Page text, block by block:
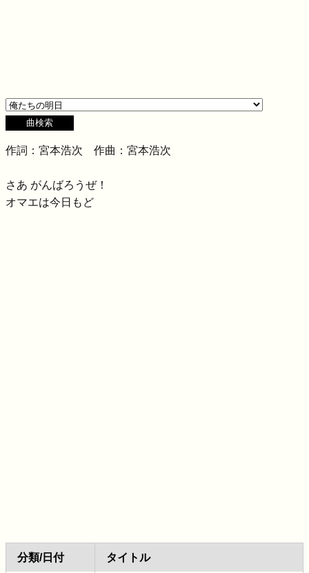
作詞：宮本浩次 作曲：宮本浩次
さあ がんばろうぜ！
オマエは今日もど
分類/日付 タイトル